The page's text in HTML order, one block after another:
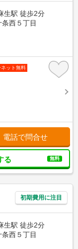
生駅 徒歩2分
西５丁目
ネット無料
電話で問合せ
る 無料
初期費用に注目
生駅 徒歩2分
西５丁目